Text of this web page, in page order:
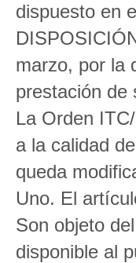
dispuesto en
marzo, por la
prestación de
La Orden
a la calidad
queda
Uno. El
Son objeto
disponible al